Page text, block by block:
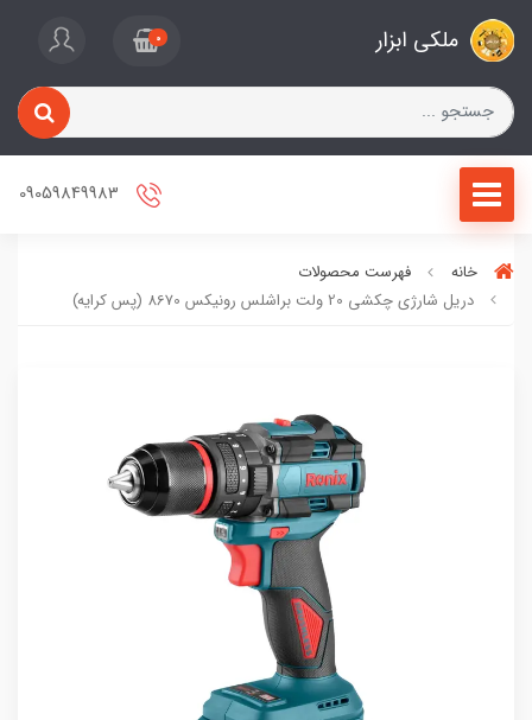
ملکی ابزار 0
خانه
فهرست محصولات
دریل شارژی چکشی 20 ولت براشلس رونیکس 8670 (پس کرایه)